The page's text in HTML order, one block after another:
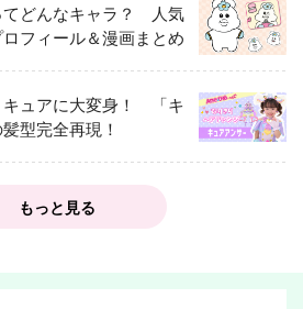
てどんなキャラ？ 人気
フィール＆漫画まとめ
キュアに大変身！ 「キ
型完全再現！
もっと見る